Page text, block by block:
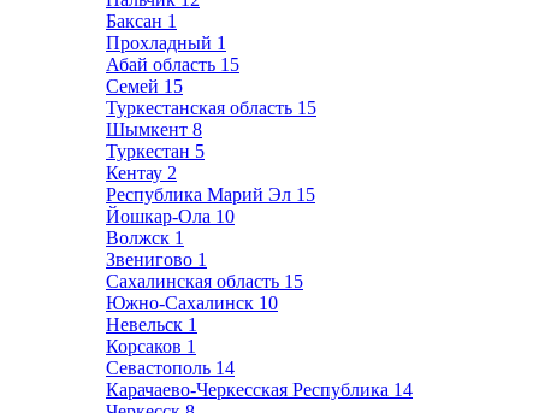
Баксан 1
Прохладный 1
Абай область 15
Семей 15
Туркестанская область 15
Шымкент 8
Туркестан 5
Кентау 2
Республика Марий Эл 15
Йошкар-Ола 10
Волжск 1
Звенигово 1
Сахалинская область 15
Южно-Сахалинск 10
Невельск 1
Корсаков 1
Севастополь 14
Карачаево-Черкесская Республика 14